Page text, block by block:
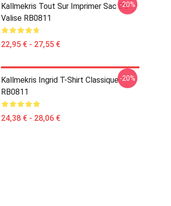
Kallmekris Tout Sur Imprimer Sac De
Valise RB0811
22,95 € - 27,55 €
-20%
Kallmekris Ingrid T-Shirt Classique
RB0811
24,38 € - 28,06 €
-20%